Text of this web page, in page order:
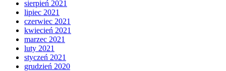
sierpień 2021
lipiec 2021
czerwiec 2021
kwiecień 2021
marzec 2021
luty 2021
styczeń 2021
grudzień 2020